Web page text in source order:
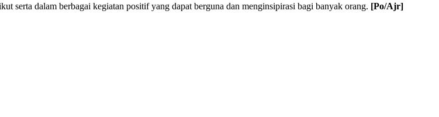
serta dalam berbagai kegiatan positif yang dapat berguna dan menginsipirasi bagi banyak orang. [Po/Ajr]